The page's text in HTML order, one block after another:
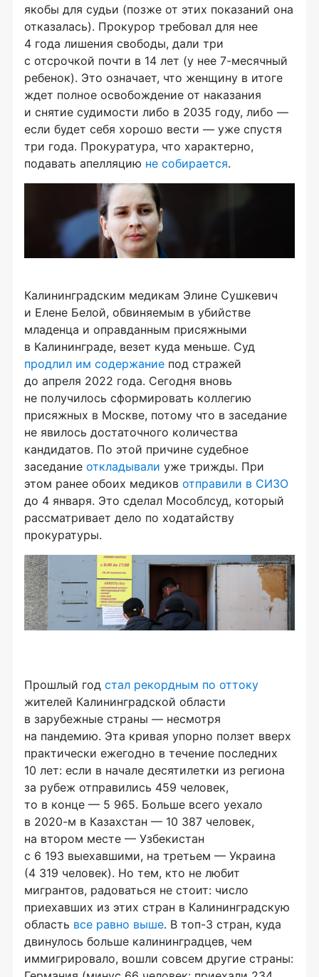
якобы для судьи (позже от этих показаний она
отказалась). Прокурор требовал для нее
4 года лишения свободы, дали три
с отсрочкой почти в 14 лет (у нее 7-месячный
ребенок). Это означает, что женщину в итоге
ждет полное освобождение от наказания
и снятие судимости либо в 2035 году, либо —
если будет себя хорошо вести — уже спустя
три года. Прокуратура, что характерно,
подавать апелляцию не собирается.
Калининградским медикам Элине Сушкевич
и Елене Белой, обвиняемым в убийстве
младенца и оправданным присяжными
в Калининграде, везет куда меньше. Суд
продлил им содержание под стражей
до апреля 2022 года. Сегодня вновь
не получилось сформировать коллегию
присяжных в Москве, потому что в заседание
не явилось достаточного количества
кандидатов. По этой причине судебное
заседание откладывали уже трижды. При
этом ранее обоих медиков отправили в СИЗО
до 4 января. Это сделал Мособлсуд, который
рассматривает дело по ходатайству
прокуратуры.
Прошлый год стал рекордным по оттоку
жителей Калининградской области
в зарубежные страны — несмотря
на пандемию. Эта кривая упорно ползет вверх
практически ежегодно в течение последних
10 лет: если в начале десятилетки из региона
за рубеж отправились 459 человек,
то в конце — 5 965. Больше всего уехало
в 2020-м в Казахстан — 10 387 человек,
на втором месте — Узбекистан
с 6 193 выехавшими, на третьем — Украина
(4 319 человек). Но тем, кто не любит
мигрантов, радоваться не стоит: число
приехавших из этих стран в Калининградскую
область все равно выше. В топ-3 стран, куда
двинулось больше калининградцев, чем
иммигрировало, вошли совсем другие страны: